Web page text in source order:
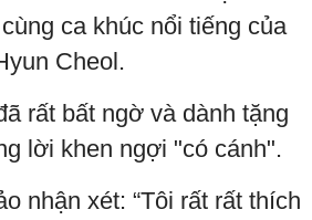
ca khúc nổi tiếng của
Cheol.
rất bất ngờ và dành tặng
lời khen ngợi "có cánh".
nhận xét: “Tôi rất rất thích